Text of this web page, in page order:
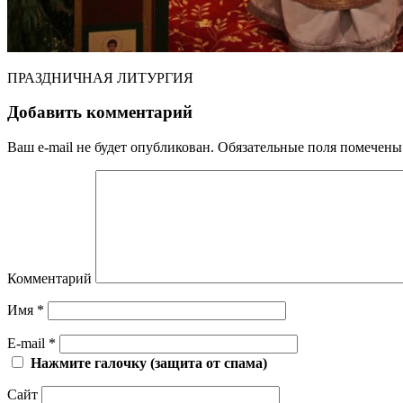
ПРАЗДНИЧНАЯ ЛИТУРГИЯ
Добавить комментарий
Ваш e-mail не будет опубликован. Обязательные поля
Комментарий
Имя *
E-mail *
Нажмите галочку (защита от спама)
Сайт